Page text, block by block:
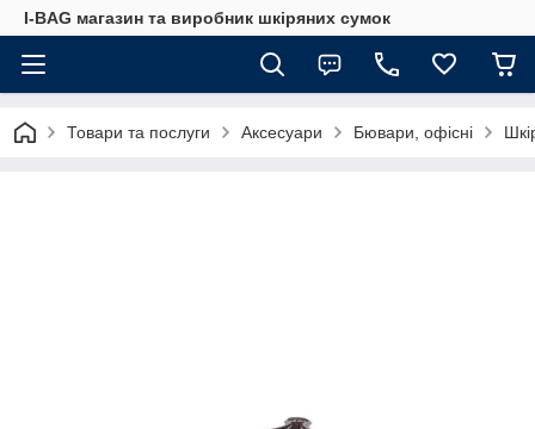
I-BAG магазин та виробник шкіряних сумок
Товари та послуги Аксесуари Бювари, офісні